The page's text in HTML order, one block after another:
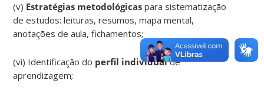
(v) Estratégias metodológicas para sistematização
de estudos: leituras, resumos, mapa mental,
anotações de aula, fichamentos;
(vi) Identificação do perfil individualde
aprendizagem;